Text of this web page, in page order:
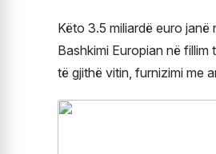
Këto 3.5 miliardë euro janë
Bashkimi Europian në
të gjithë vitin, furnizimi me